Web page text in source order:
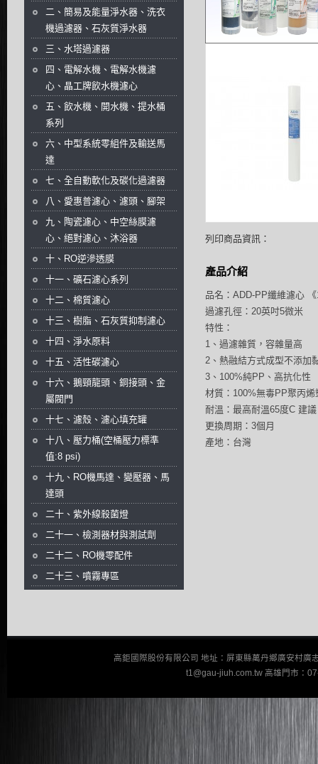
二、簡易及能量淨水器、洗衣
機過濾器、石灰質淨水器
三、水塔過濾器
四、電解水機、電解水機濾
心、晶工牌飲水機濾心
五、飲水機、開水機、提水桶
系列
六、中型系統零組件及輸送馬
達
七、全自動軟化及碳化過濾器
八、愛惠普濾心、濾頭、腳架
九、陶瓷濾心、中空絲膜濾
心、絕對濾心、沐浴器
十、RO逆滲透膜
十一、礦石濾心系列
十二、棉質濾心
十三、樹脂、石灰質抑制濾心
十四、淨水原料
十五、活性碳濾心
十六、鵝頸龍頭、銅接頭、金
屬閥門
十七、濾殼、濾心填充罐
十八、壓力桶(空桶壓力標準
值:8 psi)
十九、RO機馬達、變壓器、馬
達頭
二十、紫外線殺菌燈
二十一、檢測器材與測試劑
二十二、RO機零配件
二十三、噴霧專區
列印商品資訊：
產品介紹
品名：ADD-PP纖維濾心
過濾孔徑：20英吋5微米
特性：
1、過濾雜質，容雜量高
2、熱融結方式成型不添加
3、100%純PP、高抗化性
材質：100%無毒PP聚丙烯
耐溫：最高耐溫65度C 建議
更換周期：3個月
產地：台灣
高鉅國際股份有限公司 地址：屏東縣萬丹鄉廣安村
t1@gau-jiuh.com.tw 高雄門市：